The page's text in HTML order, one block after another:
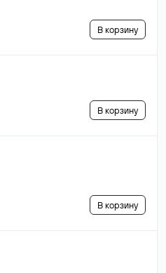
В корзину
В корзину
В корзину